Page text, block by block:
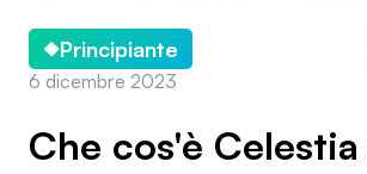
Principiante
6 dicembre 2023
Che cos'è Celestia